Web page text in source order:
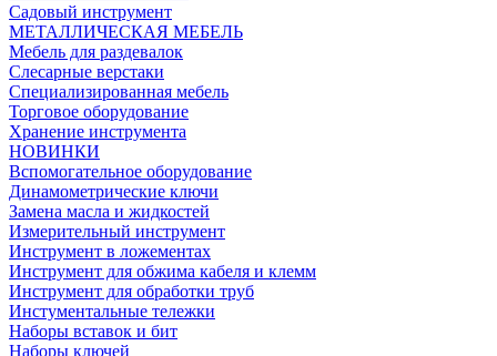
Садовый инструмент
МЕТАЛЛИЧЕСКАЯ МЕБЕЛЬ
Мебель для раздевалок
Слесарные верстаки
Специализированная мебель
Торговое оборудование
Хранение инструмента
НОВИНКИ
Вспомогательное оборудование
Динамометрические ключи
Замена масла и жидкостей
Измерительный инструмент
Инструмент в ложементах
Инструмент для обжима кабеля и клемм
Инструмент для обработки труб
Инстументальные тележки
Наборы вставок и бит
Наборы ключей